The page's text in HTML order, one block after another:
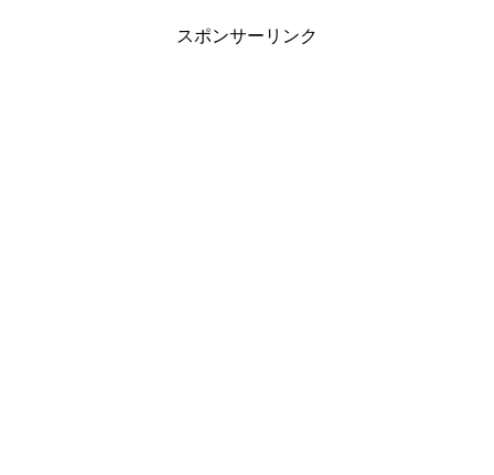
スポンサーリンク